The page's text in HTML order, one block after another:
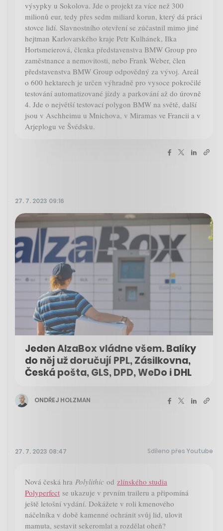
výsypky u Sokolova. Jde o projekt za více než 300
milionů eur, tedy přes sedm miliard korun, který dá práci
stovce lidí. Slavnostního otevření se zúčastnil mimo jiné
hejtman Karlovarského kraje Petr Kulhánek, Ilka
Hortsmeierová, členka představenstva BMW Group pro
zaměstnance a nemovitosti, nebo Frank Weber, člen
představenstva BMW Group odpovědný za vývoj. Areál
o 600 hektarech je určen výhradně pro vysoce pokročilé
testování automatizované jízdy a parkování až do úrovně
4. Jde o největší testovací polygon BMW na světě, další
jsou v Aschheimu u Mnichova, v Miramas ve Francii a v
Arjeplogu ve Švédsku.
27. 7. 2023 09:16
Jeden AlzaBox vládne všem. Balíky
do něj už doručují PPL, Zásilkovna,
Česká pošta, GLS, DPD, WeDo i DHL
ONDŘEJ HOLZMAN
27. 7. 2023 08:47 Sdíleno přes Youtube
Nová česká hra Polylithic od zlínského studia
Polyperfect se ukazuje v prvním traileru a připomíná
ještě letošní vydání. Dokážete v roli kmenového
náčelníka v době kamenné ochránit svůj lid, ulovit
mamuta, sestavit sekeromlat a rozdělat oheň?